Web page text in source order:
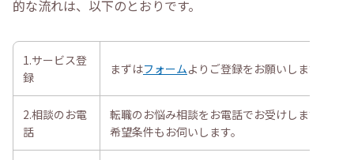
的な流れは、以下のとおりです。
1.サービス登
録
まずはフォームよりご登録をお願いします。
2.相談のお電
話
転職のお悩み相談をお電話でお受けします。
希望条件もお伺いします。